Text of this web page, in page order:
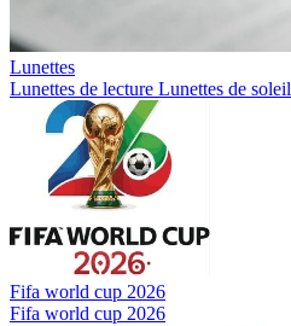
Lunettes
Lunettes de lecture Lunettes de soleil
Fifa world cup 2026
Fifa world cup 2026